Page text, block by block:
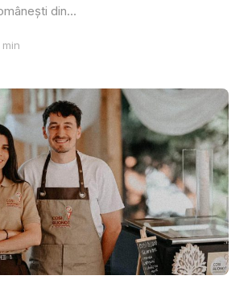
din...
min